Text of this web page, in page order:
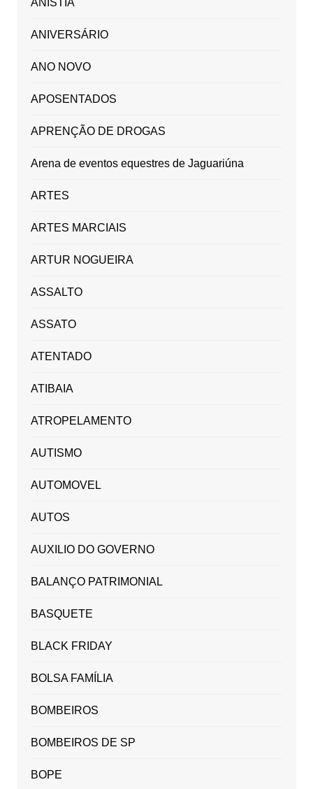
ANIVERSÁRIO
ANO NOVO
APOSENTADOS
APRENÇÃO DE DROGAS
Arena de eventos equestres de Jaguariúna
ARTES
ARTES MARCIAIS
ARTUR NOGUEIRA
ASSALTO
ASSATO
ATENTADO
ATIBAIA
ATROPELAMENTO
AUTISMO
AUTOMOVEL
AUTOS
AUXILIO DO GOVERNO
BALANÇO PATRIMONIAL
BASQUETE
BLACK FRIDAY
BOLSA FAMÍLIA
BOMBEIROS
BOMBEIROS DE SP
BOPE